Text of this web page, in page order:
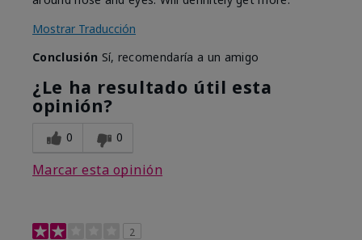
Mostrar Traducción
Conclusión Sí, recomendaría a un amigo
¿Le ha resultado útil esta
opinión?
0 0
Marcar esta opinión
2